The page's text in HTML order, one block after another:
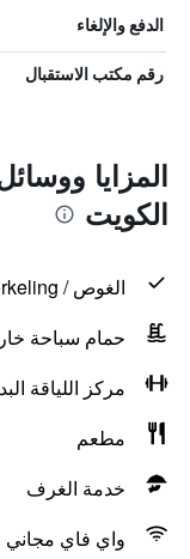
الدفع والإلغاء
رقم مكتب الاستقبال
المزايا
الكويت
الغوص / Snorkeling
حمام سباحة
مركز اللياقة
مطعم
خدمة الغرف
واي فاي مجاني